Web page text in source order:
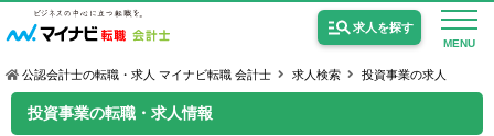
MENU
求人を探す
公認会計士の転職・求人 マイナビ転職 会計士 求人検索 投資事業の求人
投資事業の転職・求人情報